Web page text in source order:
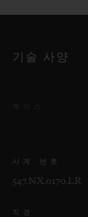
기술 사양
시계 번호
547.NX.0170.LR
직경